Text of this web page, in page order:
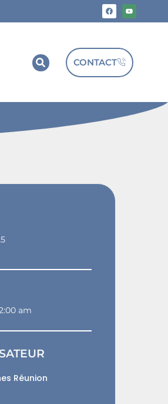
CONTACT
am
Réunion